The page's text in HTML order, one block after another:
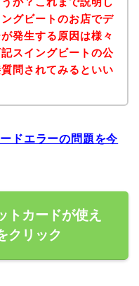
グビートのお店でデ
発生する原因は様々
スイングビートの公
問されてみるといい
ドエラーの問題を今
トカードが使え
クリック